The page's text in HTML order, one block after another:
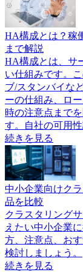
HA構成とは？稼
まで解説
HA構成とは、サ
い仕組みです。
ブ/スタンバイな
ーの仕組み、ロ
時の注意点まで
す。自社の可用
続きを見る
中小企業向けク
品を比較
クラスタリング
えたい中小企業
方、注意点、お
検討しましょう。
続きを見る